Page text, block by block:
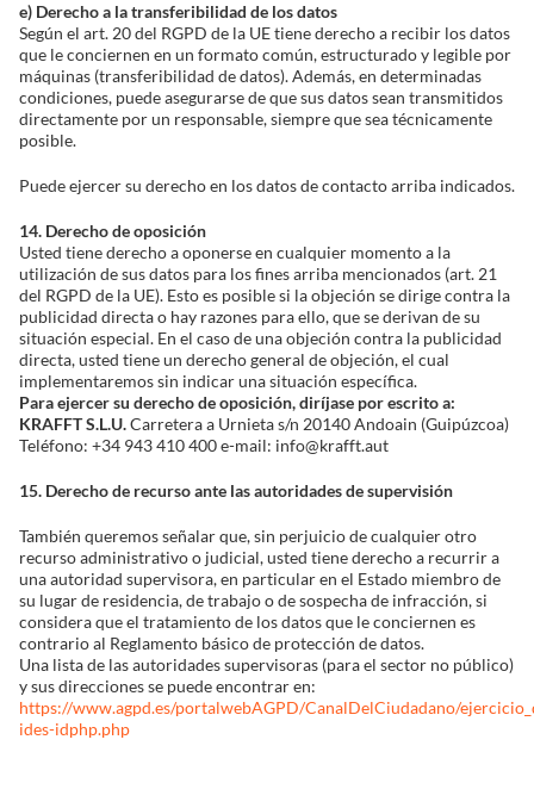
e) Derecho a la transferibilidad de los datos
Según el art. 20 del RGPD de la UE tiene derecho a recibir los datos
que le conciernen en un formato común, estructurado y legible por
máquinas (transferibilidad de datos). Además, en determinadas
condiciones, puede asegurarse de que sus datos sean transmitidos
directamente por un responsable, siempre que sea técnicamente
posible.
Puede ejercer su derecho en los datos de contacto arriba indicados.
14. Derecho de oposición
Usted tiene derecho a oponerse en cualquier momento a la
utilización de sus datos para los fines arriba mencionados (art. 21
del RGPD de la UE). Esto es posible si la objeción se dirige contra la
publicidad directa o hay razones para ello, que se derivan de su
situación especial. En el caso de una objeción contra la publicidad
directa, usted tiene un derecho general de objeción, el cual
implementaremos sin indicar una situación específica.
Para ejercer su derecho de oposición, diríjase por escrito a:
KRAFFT S.L.U.Carretera a Urnieta s/n 20140 Andoain (Guipúzcoa)
Teléfono: +34 943 410 400 e-mail: info@krafft.aut
15. Derecho de recurso ante las autoridades de supervisión
También queremos señalar que, sin perjuicio de cualquier otro
recurso administrativo o judicial, usted tiene derecho a recurrir a
una autoridad supervisora, en particular en el Estado miembro de
su lugar de residencia, de trabajo o de sospecha de infracción, si
considera que el tratamiento de los datos que le conciernen es
contrario al Reglamento básico de protección de datos.
Una lista de las autoridades supervisoras (para el sector no público)
y sus direcciones se puede encontrar en:
https://www.agpd.es/portalwebAGPD/CanalDelCiudadano/
ides-idphp.php